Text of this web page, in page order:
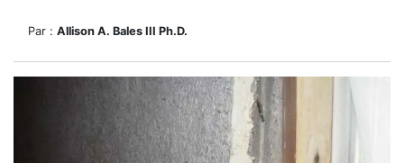
Par : Allison A. Bales III Ph.D.